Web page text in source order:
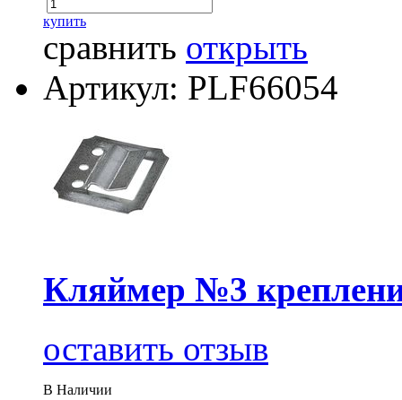
купить
сравнить открыть
Артикул: PLF66054
Кляймер №3
оставить отзыв
В Наличии